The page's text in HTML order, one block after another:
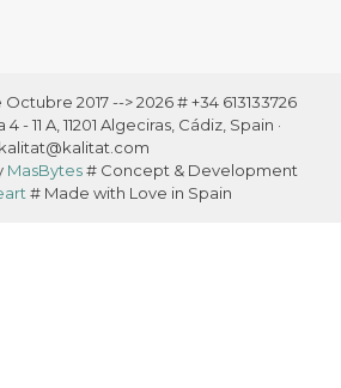
2017 --> 2026 # +34 613133726
- 11 A, 11201 Algeciras, Cádiz, Spain ·
kalitat@kalitat.com
MasBytes# Concept & Development
# Made with Love in Spain